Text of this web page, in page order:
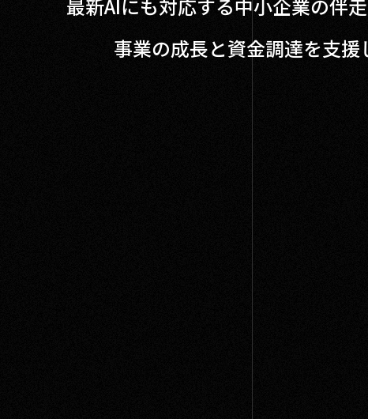
最新AIにも対応する中小企業の伴走
事業の成長と資金調達を支援